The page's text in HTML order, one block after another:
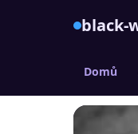
black-
Domů